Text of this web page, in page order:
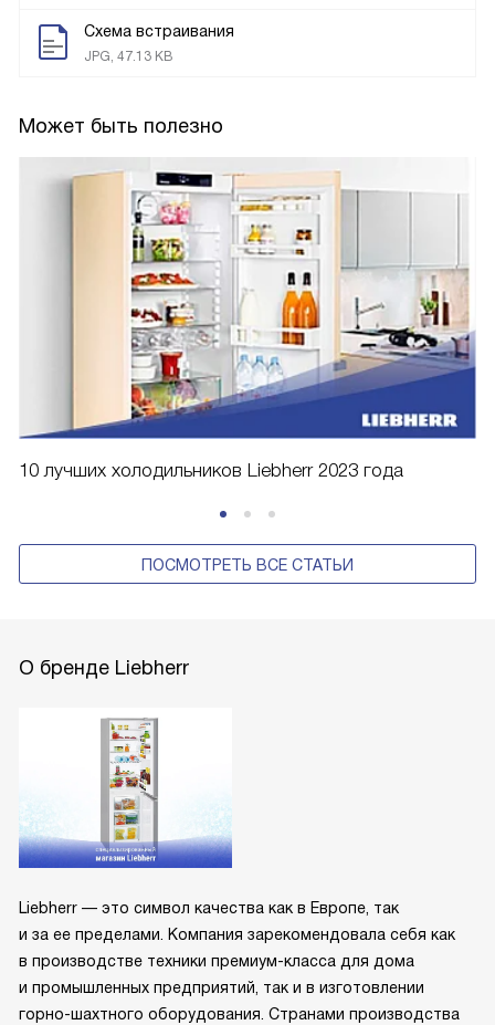
Схема встраивания
JPG, 47.13 KB
Может быть полезно
10 лучших холодильников Liebherr 2023 года
ПОСМОТРЕТЬ ВСЕ СТАТЬИ
О бренде Liebherr
Liebherr — это символ качества как в Европе, так
и за ее пределами. Компания зарекомендовала себя как
в производстве техники премиум-класса для дома
и промышленных предприятий, так и в изготовлении
горно-шахтного оборудования. Странами производства